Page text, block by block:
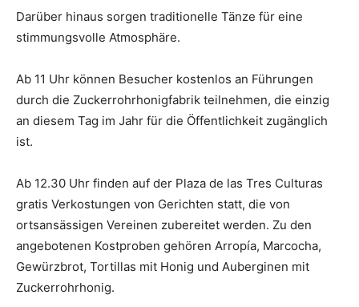
Darüber hinaus sorgen traditionelle Tänze für eine
stimmungsvolle Atmosphäre.
Ab 11 Uhr können Besucher kostenlos an Führungen
durch die Zuckerrohrhonigfabrik teilnehmen, die einzig
an diesem Tag im Jahr für die Öffentlichkeit zugänglich
ist.
Ab 12.30 Uhr finden auf der Plaza de las Tres Culturas
gratis Verkostungen von Gerichten statt, die von
ortsansässigen Vereinen zubereitet werden. Zu den
angebotenen Kostproben gehören Arropía, Marcocha,
Gewürzbrot, Tortillas mit Honig und Auberginen mit
Zuckerrohrhonig.